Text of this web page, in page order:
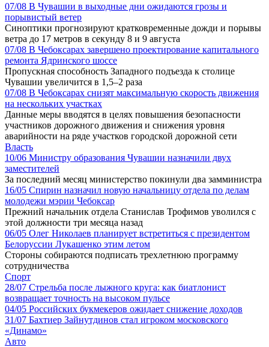
07/08 В Чувашии в выходные дни ожидаются грозы и
порывистый ветер
Синоптики прогнозируют кратковременные дожди и порывы
ветра до 17 метров в секунду 8 и 9 августа
07/08 В Чебоксарах завершено проектирование капитального
ремонта Ядринского шоссе
Пропускная способность Западного подъезда к столице
Чувашии увеличится в 1,5–2 раза
07/08 В Чебоксарах снизят максимальную скорость движения
на нескольких участках
Данные меры вводятся в целях повышения безопасности
участников дорожного движения и снижения уровня
аварийности на ряде участков городской дорожной сети
Власть
10/06 Министру образования Чувашии назначили двух
заместителей
За последний месяц министерство покинули два замминистра
16/05 Спирин назначил новую начальницу отдела по делам
молодежи мэрии Чебоксар
Прежний начальник отдела Станислав Трофимов уволился с
этой должности три месяца назад
06/05 Олег Николаев планирует встретиться с президентом
Белоруссии Лукашенко этим летом
Стороны собираются подписать трехлетнюю программу
сотрудничества
Спорт
28/07 Стрельба после лыжного круга: как биатлонист
возвращает точность на высоком пульсе
04/05 Российских букмекеров ожидает снижение доходов
31/07 Бахтиер Зайнутдинов стал игроком московского
«Динамо»
Авто